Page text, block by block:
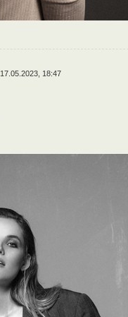
17.05.2023, 18:47